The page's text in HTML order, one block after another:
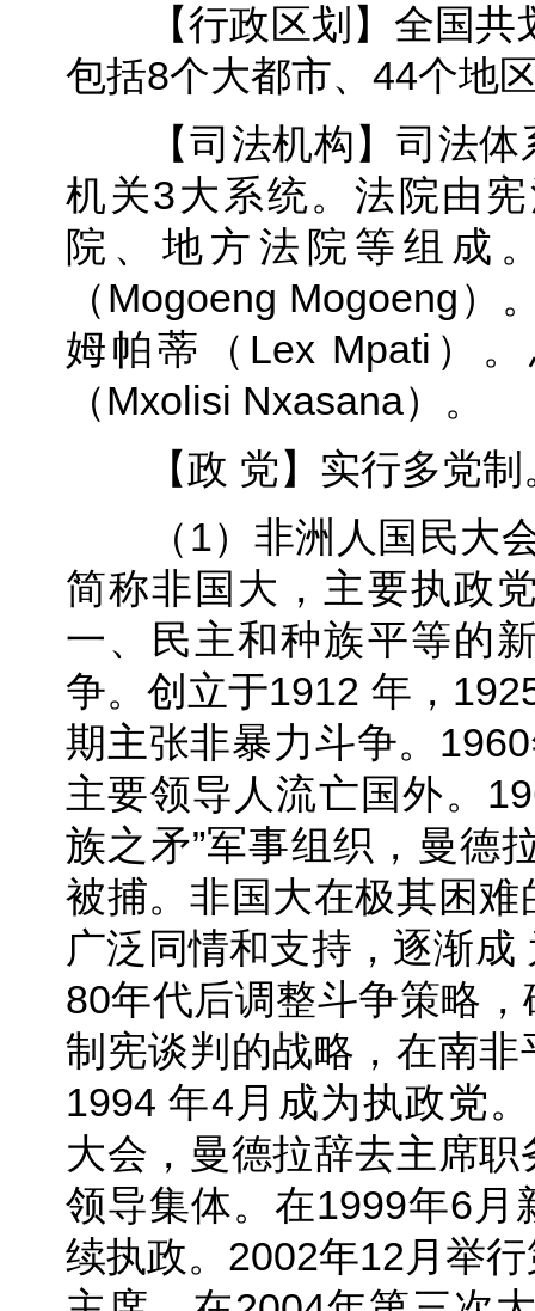
【行政区划】全国共
包括8个大都市、44个地
【司法机构】司法体
机关3大系统。法院由
院、地方法院等组成
（Mogoeng Mogoeng）
姆帕蒂（Lex Mpati）
（Mxolisi Nxasana）。
【政 党】实行多党制
（1）非洲人国民大会
简称非国大，主要执政
一、民主和种族平等的
争。创立于1912 年，
期主张非暴力斗争。
主要领导人流亡国外。
族之矛”军事组织，曼德
被捕。非国大在极其困
广泛同情和支持，逐渐
80年代后调整斗争策略
制宪谈判的战略，在南
1994 年4月成为执政党
大会，曼德拉辞去主席
领导集体。在1999年6月
续执政。2002年12月举